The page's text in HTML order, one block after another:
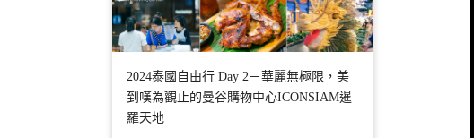
2024泰國自由行 Day 2－華麗無極限，美
到嘆為觀止的曼谷購物中心ICONSIAM暹
羅天地